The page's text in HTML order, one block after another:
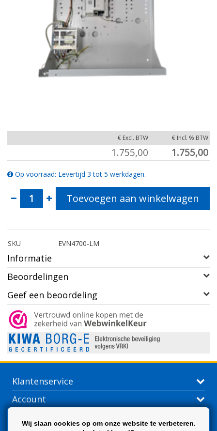
€ Excl. BTW € Incl. % BTW
1.755,00 1.755,00
Op voorraad: Levertijd 3 tot 5 werkdagen.
Toevoegen aan winkelwagen
SKU EVN4700-LM
Informatie
Beoordelingen
Geef een beoordeling
Klantenservice
Account
Wij slaan cookies op om onze website te verbeteren.